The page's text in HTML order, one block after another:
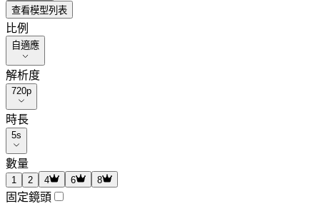
查看模型列表
比例
自適應
解析度
720p
時長
5s
數量
1 2 4 6 8
固定鏡頭